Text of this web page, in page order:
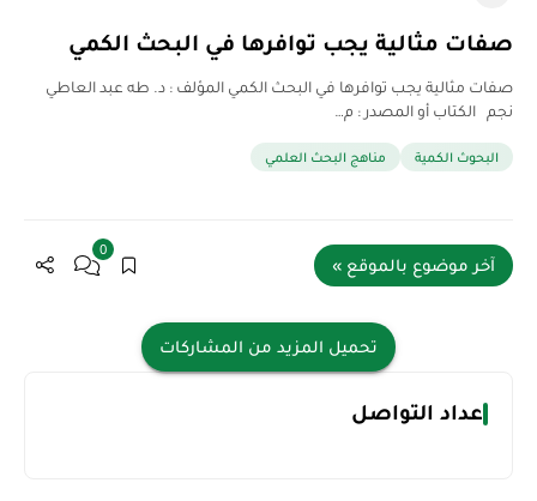
صفات مثالية يجب توافرها في البحث الكمي
صفات مثالية يجب توافرها في البحث الكمي المؤلف : د. طه عبد العاطي
نجم الكتاب أو المصدر : م…
البحوث الكمية مناهج البحث العلمي
آخر موضوع بالموقع »
0
تحميل المزيد من المشاركات
عداد التواصل